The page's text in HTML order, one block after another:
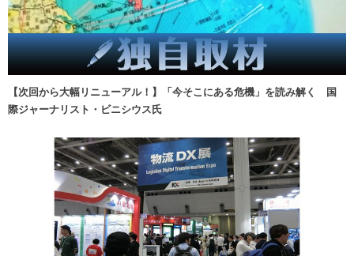
【次回から大幅リニューアル！】「今そこにある危機」を読み解く 国
際ジャーナリスト・ビニシウス氏